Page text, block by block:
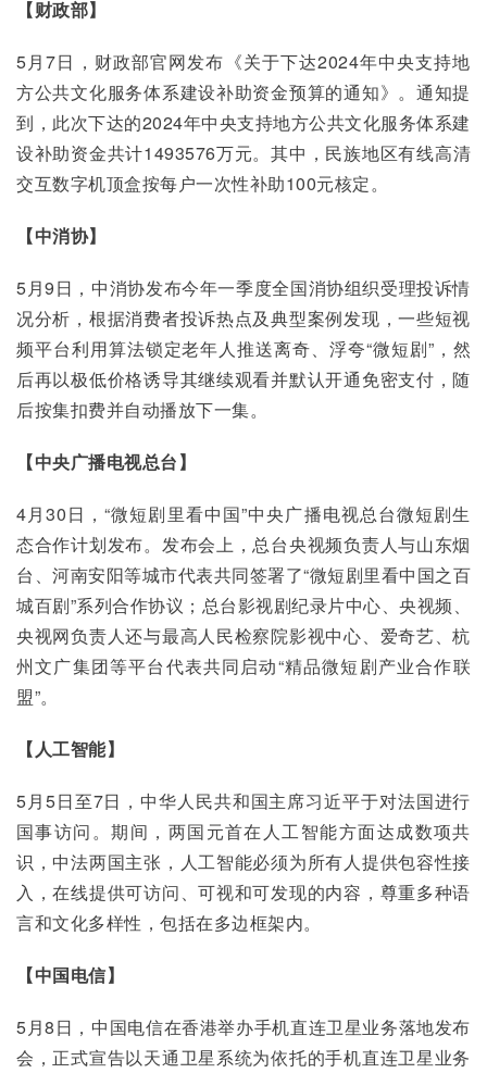
【财政部】
5月7日，财政部官网发布《关于下达2024年中央支持地
方公共文化服务体系建设补助资金预算的通知》。通知提
到，此次下达的2024年中央支持地方公共文化服务体系建
设补助资金共计1493576万元。其中，民族地区有线高清
交互数字机顶盒按每户一次性补助100元核定。
【中消协】
5月9日，中消协发布今年一季度全国消协组织受理投诉情
况分析，根据消费者投诉热点及典型案例发现，一些短视
频平台利用算法锁定老年人推送离奇、浮夸“微短剧”，然
后再以极低价格诱导其继续观看并默认开通免密支付，随
后按集扣费并自动播放下一集。
【中央广播电视总台】
4月30日，“微短剧里看中国”中央广播电视总台微短剧生
态合作计划发布。发布会上，总台央视频负责人与山东烟
台、河南安阳等城市代表共同签署了“微短剧里看中国之百
城百剧”系列合作协议；总台影视剧纪录片中心、央视频、
央视网负责人还与最高人民检察院影视中心、爱奇艺、杭
州文广集团等平台代表共同启动“精品微短剧产业合作联
盟”。
【人工智能】
5月5日至7日，中华人民共和国主席习近平于对法国进行
国事访问。期间，两国元首在人工智能方面达成数项共
识，中法两国主张，人工智能必须为所有人提供包容性接
入，在线提供可访问、可视和可发现的内容，尊重多种语
言和文化多样性，包括在多边框架内。
【中国电信】
5月8日，中国电信在香港举办手机直连卫星业务落地发布
会，正式宣告以天通卫星系统为依托的手机直连卫星业务